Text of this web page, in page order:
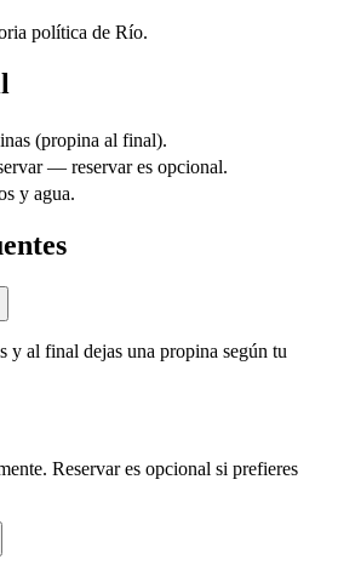
política de Río.
(propina al final).
— reservar es opcional.
y agua.
y al final dejas una propina según tu
Reservar es opcional si prefieres